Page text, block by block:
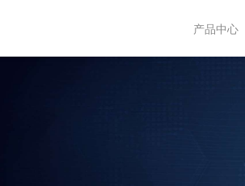
产品中心